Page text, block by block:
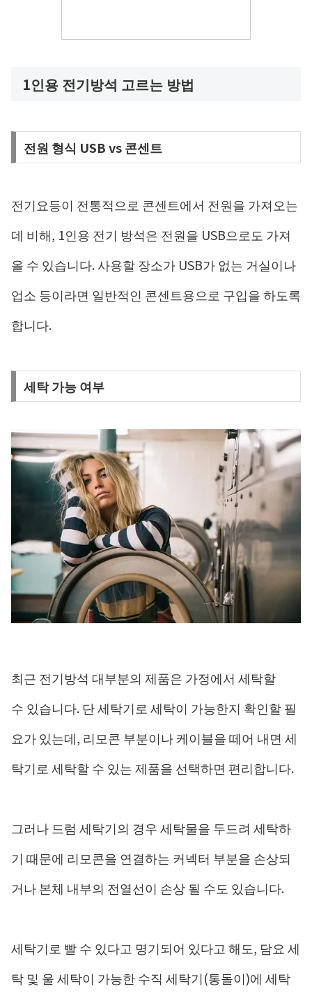
1인용 전기방석 고르는 방법
전원 형식 USB vs 콘센트
전기요등이 전통적으로 콘센트에서 전원을 가져오는
데 비해, 1인용 전기 방석은 전원을 USB으로도 가져
올 수 있습니다. 사용할 장소가 USB가 없는 거실이나
업소 등이라면 일반적인 콘센트용으로 구입을 하도록
합니다.
세탁 가능 여부
최근 전기방석 대부분의 제품은 가정에서 세탁할
수 있습니다. 단 세탁기로 세탁이 가능한지 확인할 필
요가 있는데, 리모콘 부분이나 케이블을 떼어 내면 세
탁기로 세탁할 수 있는 제품을 선택하면 편리합니다.
그러나 드럼 세탁기의 경우 세탁물을 두드려 세탁하
기 때문에 리모콘을 연결하는 커넥터 부분을 손상되
거나 본체 내부의 전열선이 손상 될 수도 있습니다.
세탁기로 빨 수 있다고 명기되어 있다고 해도, 담요 세
탁 및 울 세탁이 가능한 수직 세탁기(통돌이)에 세탁